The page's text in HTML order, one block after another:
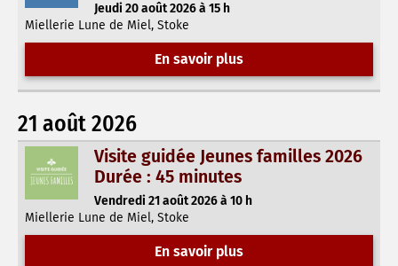
Jeudi 20 août 2026 à 15 h
Miellerie Lune de Miel, Stoke
En savoir plus
21 août 2026
Visite guidée Jeunes familles 2026
Durée : 45 minutes
Vendredi 21 août 2026 à 10 h
Miellerie Lune de Miel, Stoke
En savoir plus